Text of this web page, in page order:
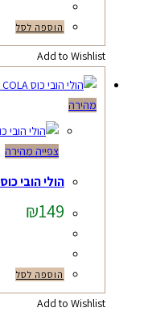
הוספה לסל
Add to Wishlist
מהירה
צפייה מהירה
הולי הובי כוס COCA COLA
₪149
הוספה לסל
Add to Wishlist